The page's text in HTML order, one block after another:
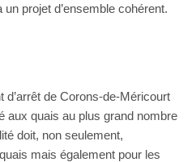
projet d’ensemble cohérent.
d’arrêt de Corons-de-Méricourt
aux quais au plus grand nombre
doit, non seulement,
mais également pour les